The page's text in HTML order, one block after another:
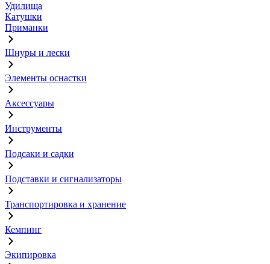
Удилища
Катушки
Приманки
Шнуры и лески
Элементы оснастки
Аксессуары
Инструменты
Подсаки и садки
Подставки и сигнализаторы
Транспортировка и хранение
Кемпинг
Экипировка